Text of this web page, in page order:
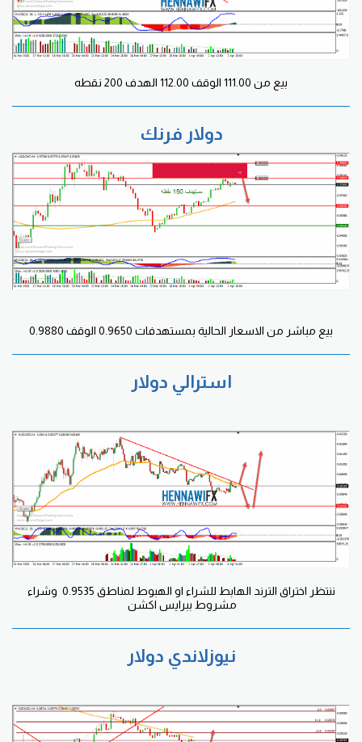
بيع من 111.00 الوقف 112.00 الهدف 200 نقطه
دولار فرنك
بيع مباشر من الاسعار الحالية بمستهدفات 0.9650 الوقف 0.9880
استرالي دولار
ننتظر اختراق الترند الهابط للشراء او الهبوط لمناطق 0.9535 وشراء
مشروط ببرايس اكشن
نيوزلاندي دولار